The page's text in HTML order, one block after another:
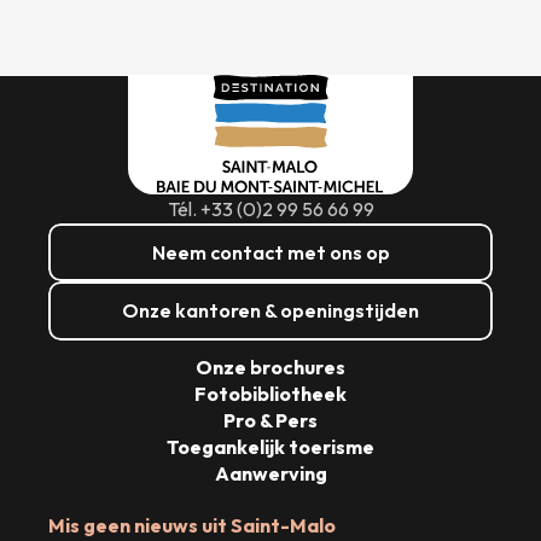
Tél. +33 (0)2 99 56 66 99
Neem contact met ons op
Onze kantoren & openingstijden
Mis geen nieuws uit Saint-Malo
Onze brochures
Fotobibliotheek
Pro & Pers
Toegankelijk toerisme
Aanwerving